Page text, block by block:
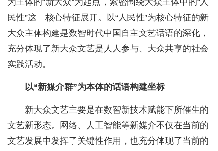
为主体的“新大众”为起点，紧密围绕大众主体中的“人
民性”这一核心特征展开。以“人民性”为核心特征的新
大众主体构建是数智时代中国自主文艺话语的深化，
充分体现了新大众文艺是人人参与、大众共享的社会
实践活动。
以“新媒介群”为本体的话语构建坐标
新大众文艺主要是在数智新技术赋能下所催生的
文艺新形态。网络、人工智能等新媒介不仅在当前的
文艺发展中发挥了关键性作用，也充分体现了当前的